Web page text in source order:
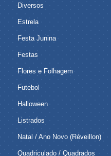
Diversos
Estrela
Festa Junina
Festas
Flores e Folhagem
Futebol
Halloween
Listrados
Natal / Ano Novo (Réveillon)
Quadriculado / Quadrados